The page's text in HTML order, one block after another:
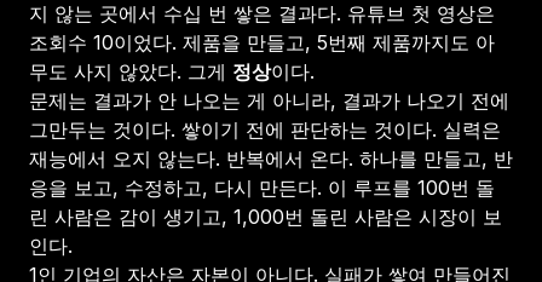
지 않는 곳에서 수십 번 쌓은 결과다. 유튜브 첫 영상은
조회수 10이었다. 제품을 만들고, 5번째 제품까지도 아
무도 사지 않았다. 그게 정상이다.
문제는 결과가 안 나오는 게 아니라, 결과가 나오기 전에
그만두는 것이다. 쌓이기 전에 판단하는 것이다. 실력은
재능에서 오지 않는다. 반복에서 온다. 하나를 만들고, 반
응을 보고, 수정하고, 다시 만든다. 이 루프를 100번 돌
린 사람은 감이 생기고, 1,000번 돌린 사람은 시장이 보
인다.
1인 기업의 자산은 자본이 아니다. 실패가 쌓여 만들어진